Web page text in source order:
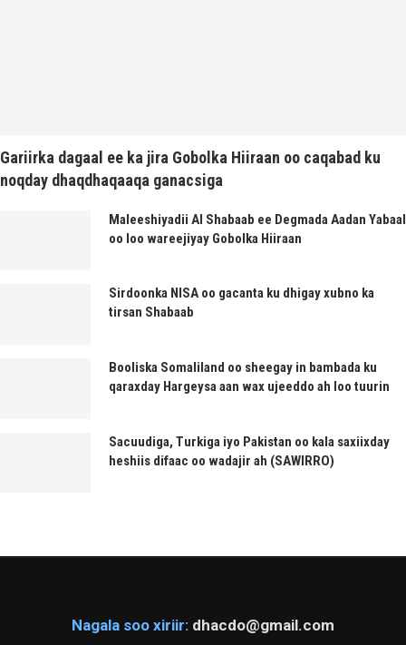
Gariirka dagaal ee ka jira Gobolka Hiiraan oo caqabad ku
noqday dhaqdhaqaaqa ganacsiga
Maleeshiyadii Al Shabaab ee Degmada Aadan Yabaal
oo loo wareejiyay Gobolka Hiiraan
Sirdoonka NISA oo gacanta ku dhigay xubno ka
tirsan Shabaab
Booliska Somaliland oo sheegay in bambada ku
qaraxday Hargeysa aan wax ujeeddo ah loo tuurin
Sacuudiga, Turkiga iyo Pakistan oo kala saxiixday
heshiis difaac oo wadajir ah (SAWIRRO)
Nagala soo xiriir: dhacdo@gmail.com